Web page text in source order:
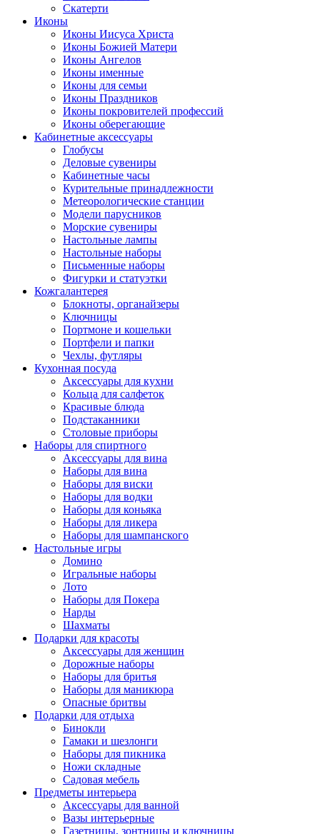
Скатерти
Иконы
Иконы Иисуса Христа
Иконы Божией Матери
Иконы Ангелов
Иконы именные
Иконы для семьи
Иконы Праздников
Иконы покровителей профессий
Иконы оберегающие
Кабинетные аксессуары
Глобусы
Деловые сувениры
Кабинетные часы
Курительные принадлежности
Метеорологические станции
Модели парусников
Морские сувениры
Настольные лампы
Настольные наборы
Письменные наборы
Фигурки и статуэтки
Кожгалантерея
Блокноты, органайзеры
Ключницы
Портмоне и кошельки
Портфели и папки
Чехлы, футляры
Кухонная посуда
Аксессуары для кухни
Кольца для салфеток
Красивые блюда
Подстаканники
Столовые приборы
Наборы для спиртного
Аксессуары для вина
Наборы для вина
Наборы для виски
Наборы для водки
Наборы для коньяка
Наборы для ликера
Наборы для шампанского
Настольные игры
Домино
Игральные наборы
Лото
Наборы для Покера
Нарды
Шахматы
Подарки для красоты
Аксессуары для женщин
Дорожные наборы
Наборы для бритья
Наборы для маникюра
Опасные бритвы
Подарки для отдыха
Бинокли
Гамаки и шезлонги
Наборы для пикника
Ножи складные
Садовая мебель
Предметы интерьера
Аксессуары для ванной
Вазы интерьерные
Газетницы, зонтницы и ключницы